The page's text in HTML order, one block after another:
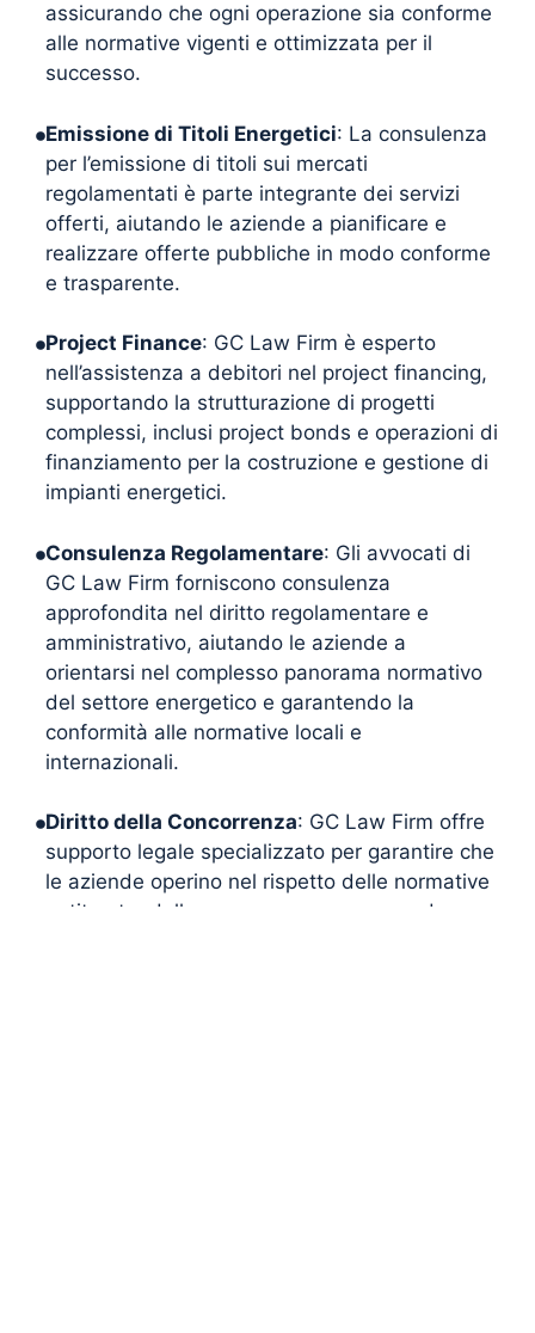
assicurando che ogni operazione sia conforme
alle normative vigenti e ottimizzata per il
successo.
Emissione di Titoli Energetici: La consulenza
per l’emissione di titoli sui mercati
regolamentati è parte integrante dei servizi
offerti, aiutando le aziende a pianificare e
realizzare offerte pubbliche in modo conforme
e trasparente.
Project Finance: GC Law Firm è esperto
nell’assistenza a debitori nel project financing,
supportando la strutturazione di progetti
complessi, inclusi project bonds e operazioni di
finanziamento per la costruzione e gestione di
impianti energetici.
Consulenza Regolamentare: Gli avvocati di
GC Law Firm forniscono consulenza
approfondita nel diritto regolamentare e
amministrativo, aiutando le aziende a
orientarsi nel complesso panorama normativo
del settore energetico e garantendo la
conformità alle normative locali e
internazionali.
Diritto della Concorrenza: GC Law Firm offre
supporto legale specializzato per garantire che
le aziende operino nel rispetto delle normative
antitrust e della concorrenza, prevenendo